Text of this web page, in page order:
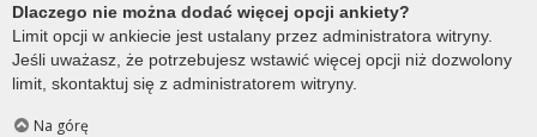
Dlaczego nie można dodać więcej opcji ankiety?
Limit opcji w ankiecie jest ustalany przez administratora witryny.
Jeśli uważasz, że potrzebujesz wstawić więcej opcji niż dozwolony
limit, skontaktuj się z administratorem witryny.
Na górę